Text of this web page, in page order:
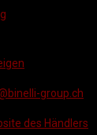
group.ch
des Händlers